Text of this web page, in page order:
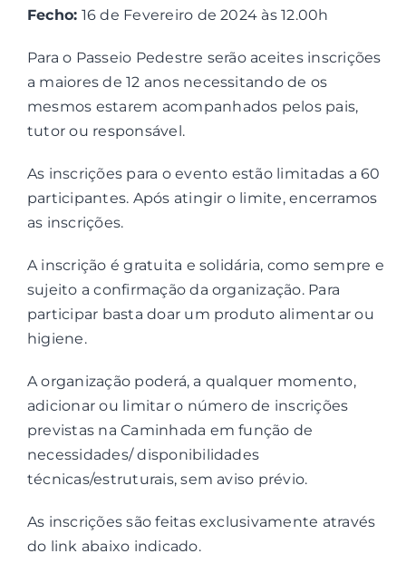
Fecho: 16 de Fevereiro de 2024 às 12.00h
Para o Passeio Pedestre serão aceites inscrições
a maiores de 12 anos necessitando de os
mesmos estarem acompanhados pelos pais,
tutor ou responsável.
As inscrições para o evento estão limitadas a 60
participantes. Após atingir o limite, encerramos
as inscrições.
A inscrição é gratuita e solidária, como sempre e
sujeito a confirmação da organização. Para
participar basta doar um produto alimentar ou
higiene.
A organização poderá, a qualquer momento,
adicionar ou limitar o número de inscrições
previstas na Caminhada em função de
necessidades/ disponibilidades
técnicas/estruturais, sem aviso prévio.
As inscrições são feitas exclusivamente através
do link abaixo indicado.